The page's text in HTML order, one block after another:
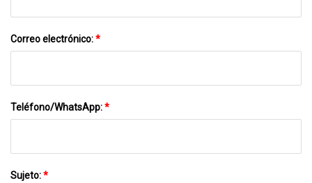
Correo electrónico:*
Teléfono/WhatsApp:*
Sujeto:*